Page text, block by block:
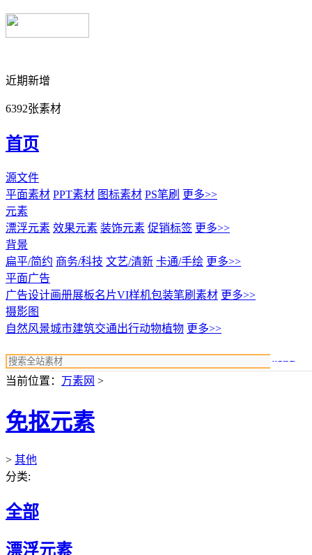
近期新增
6392张素材
首页
源文件
平面素材 PPT素材 图标素材 PS笔刷 更多>>
元素
漂浮元素 效果元素 装饰元素 促销标签 更多>>
背景
扁平/简约 商务/科技 文艺/清新 卡通/手绘 更多>>
平面广告
广告设计画册展板名片VI样机包装笔刷素材 更多>>
摄影图
自然风景城市建筑交通出行动物植物 更多>>
当前位置： 万素网 >
免抠元素
> 其他
分类:
全部
漂浮元素